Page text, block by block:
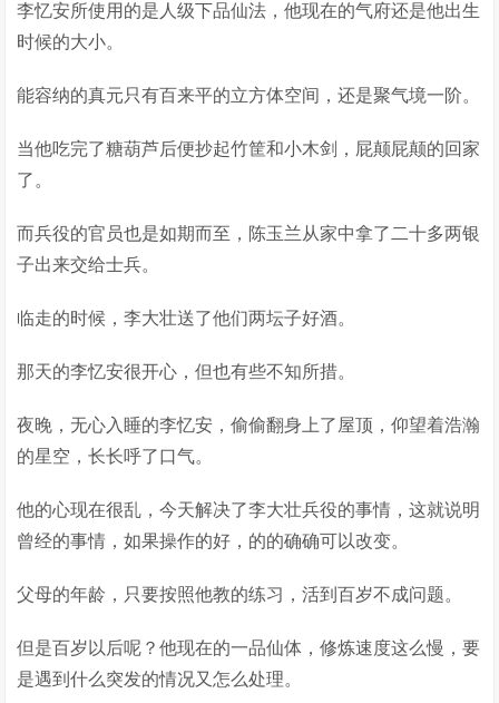
李忆安所使用的是人级下品仙法，他现在的气府还是他出生
时候的大小。
能容纳的真元只有百来平的立方体空间，还是聚气境一阶。
当他吃完了糖葫芦后便抄起竹筐和小木剑，屁颠屁颠的回家
了。
而兵役的官员也是如期而至，陈玉兰从家中拿了二十多两银
子出来交给士兵。
临走的时候，李大壮送了他们两坛子好酒。
那天的李忆安很开心，但也有些不知所措。
夜晚，无心入睡的李忆安，偷偷翻身上了屋顶，仰望着浩瀚
的星空，长长呼了口气。
他的心现在很乱，今天解决了李大壮兵役的事情，这就说明
曾经的事情，如果操作的好，的的确确可以改变。
父母的年龄，只要按照他教的练习，活到百岁不成问题。
但是百岁以后呢？他现在的一品仙体，修炼速度这么慢，要
是遇到什么突发的情况又怎么处理。